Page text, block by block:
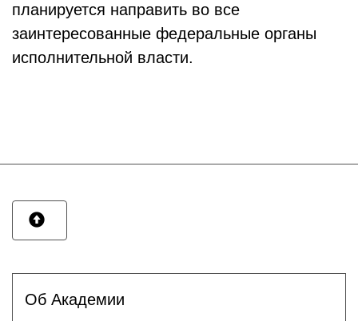
планируется направить во все
заинтересованные федеральные органы
исполнительной власти.
Об Академии